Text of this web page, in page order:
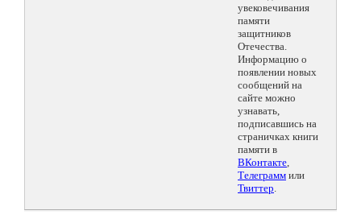
увековечивания
памяти
защитников
Отечества.
Информацию о
появлении новых
сообщений на
сайте можно
узнавать,
подписавшись на
страничках книги
памяти в
ВКонтакте,
Телеграмм или
Твиттер.